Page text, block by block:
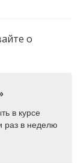
о
в курсе
раз в неделю